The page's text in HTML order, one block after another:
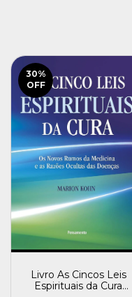
30%
OFF
Livro As Cincos Leis
Espirituais da Cura